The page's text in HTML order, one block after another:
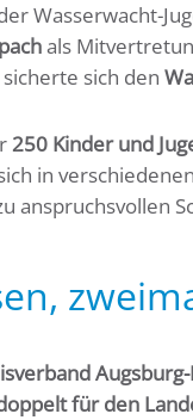
Wasserwacht-
als
sich den
250 Kinder und
in
anspruchsvollen
für den